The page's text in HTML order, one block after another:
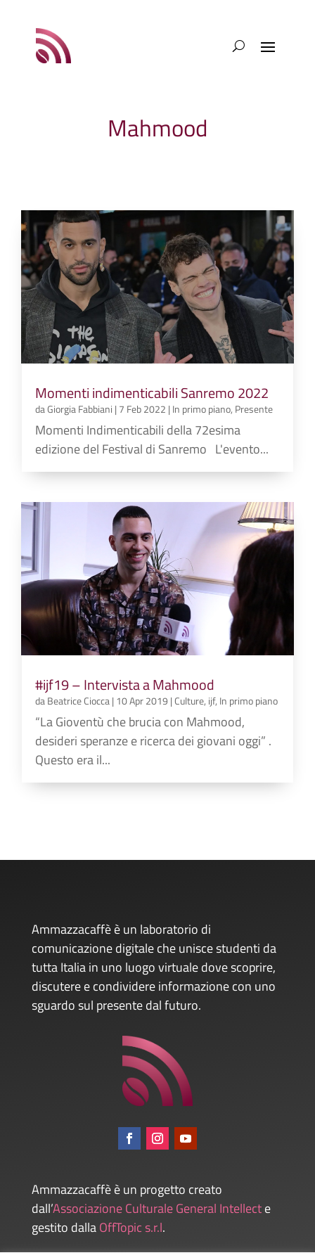
Mahmood
Momenti indimenticabili Sanremo 2022
daGiorgia Fabbiani | 7 Feb 2022 | In primo piano, Presente
Momenti Indimenticabili della 72esima
edizione del Festival di Sanremo L'evento...
#ijf19 – Intervista a Mahmood
daBeatrice Ciocca| 10 Apr 2019 |Culture, ijf, In primo piano
“La Gioventù che brucia con Mahmood,
desideri speranze e ricerca dei giovani oggi” .
Questo era il...
Ammazzacaffè è un laboratorio di
comunicazione digitale che unisce studenti da
tutta Italia in uno luogo virtuale dove scoprire,
discutere e condividere informazione con uno
sguardo sul presente dal futuro.
Ammazzacaffè è un progetto creato
dall’Associazione Culturale General Intellecte
gestito dallaOffTopic s.r.l.